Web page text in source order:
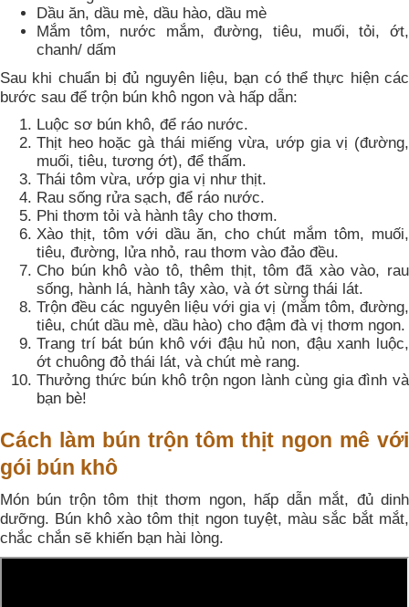
Dầu ăn, dầu mè, dầu hào, dầu mè
Mắm tôm, nước mắm, đường, tiêu, muối, tỏi, ớt,
chanh/ dấm
Sau khi chuẩn bị đủ nguyên liệu, bạn có thể thực hiện các
bước sau để trộn bún khô ngon và hấp dẫn:
Luộc sơ bún khô, để ráo nước.
Thịt heo hoặc gà thái miếng vừa, ướp gia vị (đường,
muối, tiêu, tương ớt), để thấm.
Thái tôm vừa, ướp gia vị như thịt.
Rau sống rửa sạch, để ráo nước.
Phi thơm tỏi và hành tây cho thơm.
Xào thịt, tôm với dầu ăn, cho chút mắm tôm, muối,
tiêu, đường, lửa nhỏ, rau thơm vào đảo đều.
Cho bún khô vào tô, thêm thịt, tôm đã xào vào, rau
sống, hành lá, hành tây xào, và ớt sừng thái lát.
Trộn đều các nguyên liệu với gia vị (mắm tôm, đường,
tiêu, chút dầu mè, dầu hào) cho đậm đà vị thơm ngon.
Trang trí bát bún khô với đậu hủ non, đậu xanh luộc,
ớt chuông đỏ thái lát, và chút mè rang.
Thưởng thức bún khô trộn ngon lành cùng gia đình và
bạn bè!
Cách làm bún trộn tôm thịt ngon mê với
gói bún khô
Món bún trộn tôm thịt thơm ngon, hấp dẫn mắt, đủ dinh
dưỡng. Bún khô xào tôm thịt ngon tuyệt, màu sắc bắt mắt,
chắc chắn sẽ khiến bạn hài lòng.